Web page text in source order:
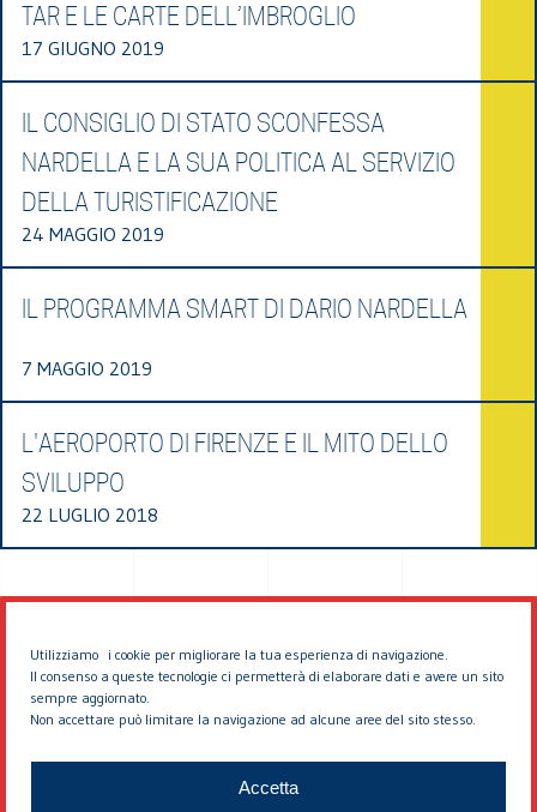
Utilizziamo i cookie per migliorare la tua esperienza di navigazione.
Il consenso a queste tecnologie ci permetterà di elaborare dati e avere un sito
sempre aggiornato.
Non accettare può limitare la navigazione ad alcune aree del sito stesso.
Accetta
TAR E LE CARTE DELL’IMBROGLIO
17 GIUGNO 2019
IL CONSIGLIO DI STATO SCONFESSA
NARDELLA E LA SUA POLITICA AL SERVIZIO
DELLA TURISTIFICAZIONE
24 MAGGIO 2019
IL PROGRAMMA SMART DI DARIO NARDELLA
7 MAGGIO 2019
L'AEROPORTO DI FIRENZE E IL MITO DELLO
SVILUPPO
22 LUGLIO 2018
© 2026 EDDYBURG